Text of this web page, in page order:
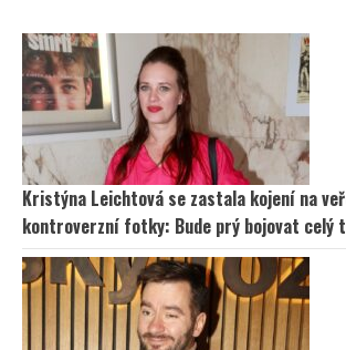
Kristýna Leichtová se zastala kojení na
kontroverzní fotky: Bude prý bojovat celý